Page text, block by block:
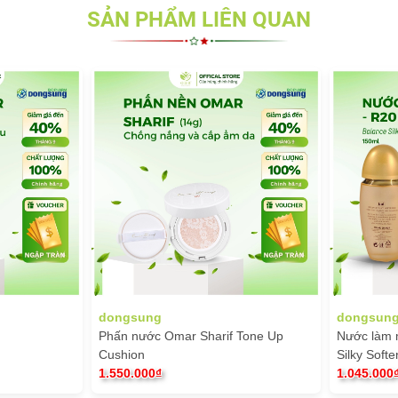
dùng.
Peauciel – đơn vị hơn 20 năm kinh nghiệm trong lĩnh vực mỹ
trội, được đông đảo người tiêu dùng tin tưởng và lựa chọn.
SẢN PHẨM LIÊN QUAN
dongsung
Phấn nước Omar Sharif Tone Up
Cushion
1.550.000₫
Nước làm
Silky